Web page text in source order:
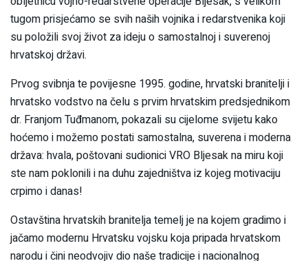
tugom prisjećamo se svih naših vojnika i redarstvenika koji
su položili svoj život za ideju o samostalnoj i suverenoj
hrvatskoj državi.
Prvog svibnja te povijesne 1995. godine, hrvatski branitelji i
hrvatsko vodstvo na čelu s prvim hrvatskim predsjednikom
dr. Franjom Tuđmanom, pokazali su cijelome svijetu kako
hoćemo i možemo postati samostalna, suverena i moderna
država: hvala, poštovani sudionici VRO Bljesak na miru koji
ste nam poklonili i na duhu zajedništva iz kojeg motivaciju
crpimo i danas!
Ostavština hrvatskih branitelja temelj je na kojem gradimo i
jačamo modernu Hrvatsku vojsku koja pripada hrvatskom
narodu i čini neodvojiv dio naše tradicije i nacionalnog